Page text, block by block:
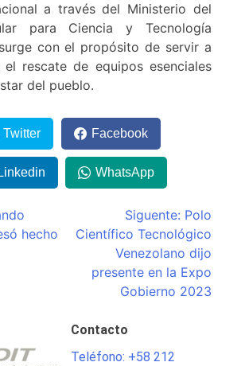
a través del Ministerio del
para Ciencia y Tecnología
con el propósito de servir a
rescate de equipos esenciales
del pueblo.
Twitter Facebook
Linkedin WhatsApp
hecho
Siguente: Polo
Científico Tecnológico
Venezolano dijo
presente en la Expo
Gobierno 2023
Contacto
Teléfono: +58 212